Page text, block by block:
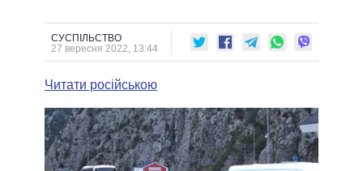
ГОЛОВИ ОБЛАДМІНІСТРАЦІЙ
МЕРИ МІСТ
ВСІ ПЕРСОНИ
ПОРІВНЯННЯ ПОЛІТИКІВ
СУСПІЛЬСТВО
27 вересня 2022, 13:44
Читати російською